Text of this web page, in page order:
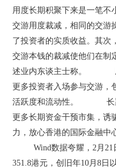
用度长期积聚下来是一笔不
交游用度裁减，相同的交游
了投资者的实质收益。其次
交游本钱的裁减使他们在制
述业内东谈主士称。 从
更多投资者入场参与交游，
活跃度和流动性。 长期
更多长期资金干预市集，诱
力，放心香港的国际金
Wind数据夸耀，2月21日
351.8港元，创旧年10月8日